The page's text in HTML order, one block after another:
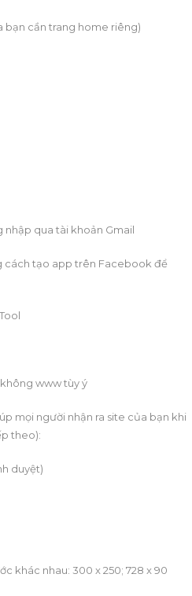
bạn cần trang home riêng)
nhập qua tài khoản Gmail
cách tạo app trên Facebook để
www tùy ý
mọi người nhận ra site của bạn khi
theo):
duyệt)
khác nhau: 300 x 250; 728 x 90